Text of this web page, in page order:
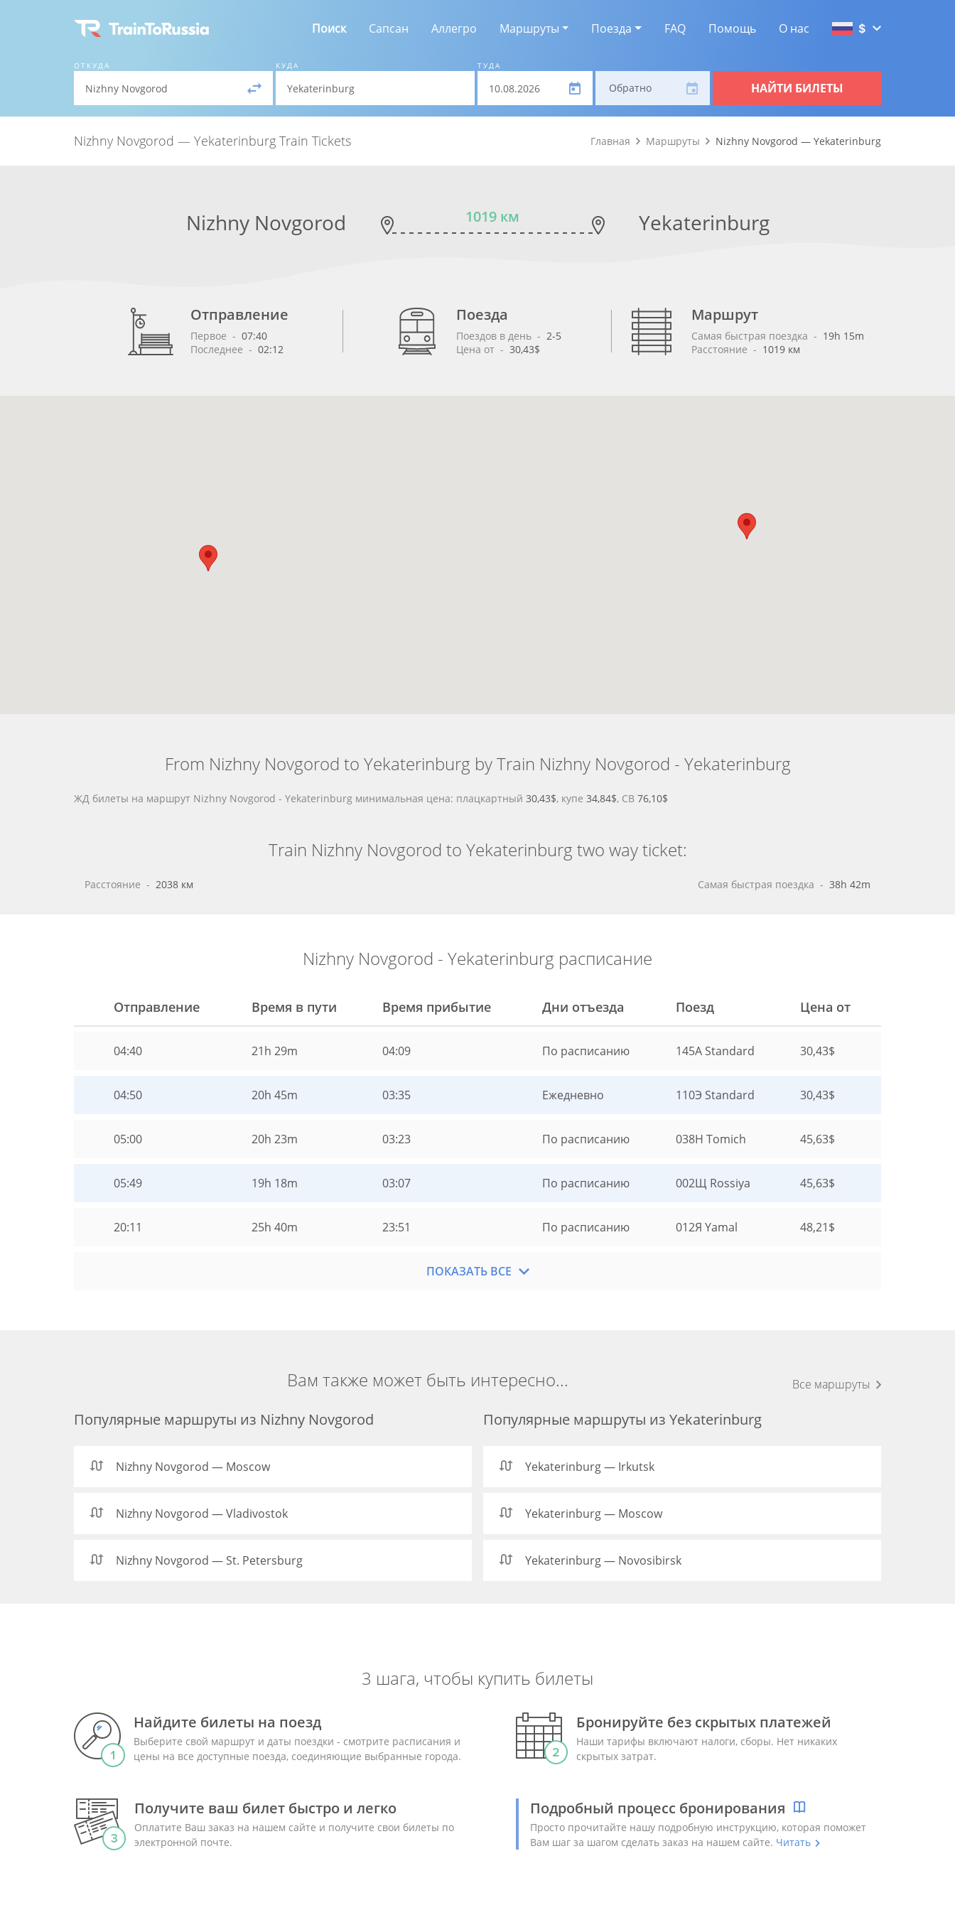
Поиск Сапсан Аллегро Маршруты Поезда FAQ Помощь О нас $
ОТКУДА КУДА ТУДА
Обратно НАЙТИ БИЛЕТЫ
Nizhny Novgorod — Yekaterinburg Train Tickets Главная Маршруты Nizhny Novgorod — Yekaterinburg
Nizhny Novgorod 1019 км Yekaterinburg
Отправление
Первое - 07:40
Последнее - 02:12
Поезда
Поездов в день - 2-5
Цена от - 30,43$
Маршрут
Самая быстрая поездка - 19h 15m
Расстояние - 1019 км
From Nizhny Novgorod to Yekaterinburg by Train Nizhny Novgorod - Yekaterinburg
ЖД билеты на маршрут Nizhny Novgorod - Yekaterinburg минимальная цена: плацкартный 30,43$, купе 34,84$, СВ 76,10$
Train Nizhny Novgorod to Yekaterinburg two way ticket:
Расстояние - 2038 км Самая быстрая поездка - 38h 42m
Nizhny Novgorod - Yekaterinburg расписание
Отправление Время в пути Время прибытие Дни отъезда Поезд Цена от
04:40 21h 29m 04:09 По расписанию 145А Standard 30,43$
04:50 20h 45m 03:35 Ежедневно 110Э Standard 30,43$
05:00 20h 23m 03:23 По расписанию 038Н Tomich 45,63$
05:49 19h 18m 03:07 По расписанию 002Щ Rossiya 45,63$
20:11 25h 40m 23:51 По расписанию 012Я Yamal 48,21$
ПОКАЗАТЬ ВСЕ
Вам также может быть интересно... Все маршруты
Популярные маршруты из Nizhny Novgorod
Nizhny Novgorod — Moscow
Nizhny Novgorod — Vladivostok
Nizhny Novgorod — St. Petersburg
Популярные маршруты из Yekaterinburg
Yekaterinburg — Irkutsk
Yekaterinburg — Moscow
Yekaterinburg — Novosibirsk
3 шага, чтобы купить билеты
Найдите билеты на поезд
Выберите свой маршрут и даты поездки - смотрите расписания и
цены на все доступные поезда, соединяющие выбранные города.
Получите ваш билет быстро и легко
Оплатите Ваш заказ на нашем сайте и получите свои билеты по
электронной почте.
Бронируйте без скрытых платежей
Наши тарифы включают налоги, сборы. Нет никаких
скрытых затрат.
Подробный процесс бронирования
Просто прочитайте нашу подробную инструкцию, которая поможет
Вам шаг за шагом сделать заказ на нашем сайте. Читать